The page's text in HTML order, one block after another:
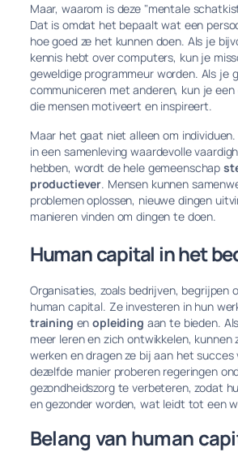
Maar, waarom is deze "mentale
Dat is omdat het bepaalt wat een
hoe goed ze het kunnen doen. Als je
kennis hebt over computers, kun je
geweldige programmeur worden. Als je
communiceren met anderen, kun je een
die mensen motiveert en inspireert.
Maar het gaat niet alleen om
in een samenleving waardevolle
hebben, wordt de hele gemeenschap
productiever. Mensen kunnen
problemen oplossen, nieuwe dingen
manieren vinden om dingen te doen.
Human capital in het
Organisaties, zoals bedrijven, begrijpen
human capital. Ze investeren in hun
training enopleiding aan te bieden.
meer leren en zich ontwikkelen, kunnen
werken en dragen ze bij aan het
dezelfde manier proberen regeringen
gezondheidszorg te verbeteren, zodat
en gezonder worden, wat leidt tot een
Belang van human